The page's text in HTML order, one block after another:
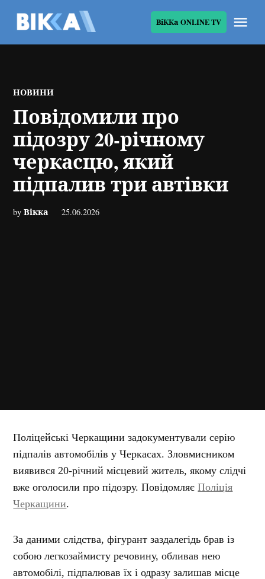
ВіККа ONLINE TV
POSTED
НОВИНИ
Повідомили про
підозру 20-річному
черкасцю, який
підпалив три автівки
by Вікка 25.06.2026
Поліцейські Черкащини задокументували серію
підпалів автомобілів у Черкасах. Зловмисником
виявився 20-річний місцевий житель, якому слідчі
вже оголосили про підозру. ПовідомляєПоліція
Черкащини.
За даними слідства, фігурант заздалегідь брав із
собою легкозаймисту речовину, обливав нею
автомобілі, підпалював їх і одразу залишав місце